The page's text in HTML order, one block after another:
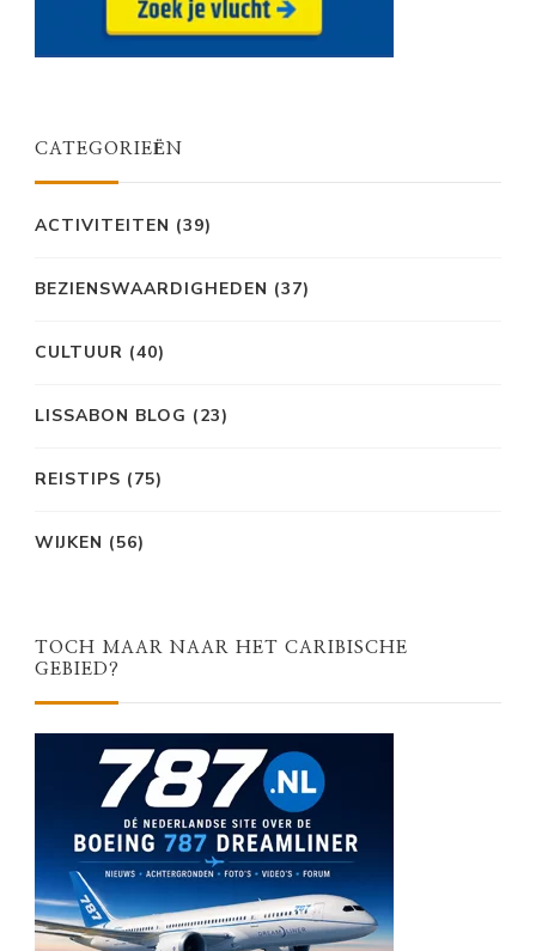
CATEGORIEËN
ACTIVITEITEN (39)
BEZIENSWAARDIGHEDEN (37)
CULTUUR (40)
LISSABON BLOG (23)
REISTIPS (75)
WIJKEN (56)
TOCH MAAR NAAR HET CARIBISCHE
GEBIED?